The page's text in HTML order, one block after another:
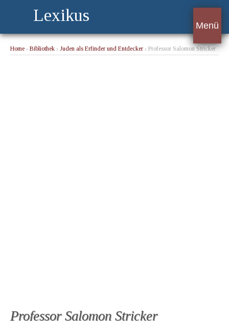
Lexikus
Menü
Home › Bibliothek › Juden als Erfinder und Entdecker › Professor Salomon Stricker
Professor Salomon Stricker